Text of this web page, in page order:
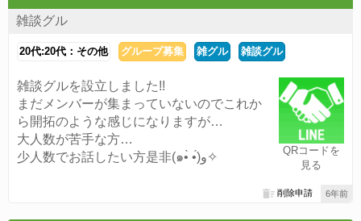
雑談グル
20代:20代：その他 グループ募集 雑グル 雑談グル
QRコードを
見る
雑談グルを設立しました!!
まだメンバーが集まっていないのでこれか
ら開拓のような感じになりますが…
大人数が苦手な方…
少人数でお話したい方是非(๑•̀ •́)و✧
6年前
削除申請